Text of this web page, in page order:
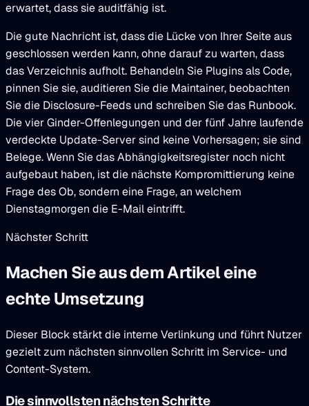
erwartet, dass sie auditfähig ist.
Die gute Nachricht ist, dass die Lücke von Ihrer Seite aus
geschlossen werden kann, ohne darauf zu warten, dass
das Verzeichnis aufholt. Behandeln Sie Plugins als Code,
pinnen Sie sie, auditieren Sie die Maintainer, beobachten
Sie die Disclosure-Feeds und schreiben Sie das Runbook.
Die vier Ginder-Offenlegungen und der fünf Jahre laufende
verdeckte Update-Server sind keine Vorhersagen; sie sind
Belege. Wenn Sie das Abhängigkeitsregister noch nicht
aufgebaut haben, ist die nächste Kompromittierung keine
Frage des Ob, sondern eine Frage, an welchem
Dienstagmorgen die E-Mail eintrifft.
Nächster Schritt
Machen Sie aus dem Artikel eine
echte Umsetzung
Dieser Block stärkt die interne Verlinkung und führt Nutzer
gezielt zum nächsten sinnvollen Schritt im Service- und
Content-System.
Die sinnvollsten nächsten Schritte